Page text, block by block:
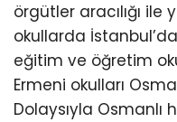
örgütler aracılığı ile
okullarda
eğitim ve öğretim
Ermeni okulları
Dolaysıyla Osmanlı